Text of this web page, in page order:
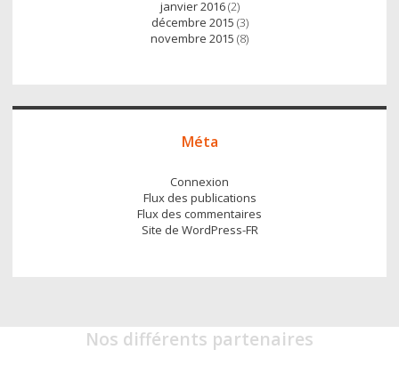
janvier 2016(2)
décembre 2015 (3)
novembre 2015 (8)
Méta
Connexion
Flux des publications
Flux des commentaires
Site de WordPress-FR
Nos différents partenaires